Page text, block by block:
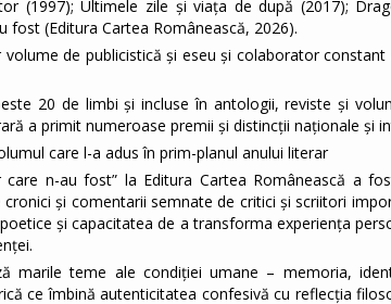
(1997); Ultimele zile și viața de după (2017);
fost (Editura Cartea Românească, 2026).
de publicistică și eseu și colaborator
20 de limbi și incluse în antologii, reviste și
a primit numeroase premii și distincții naționale și
care l-a adus în prim-planul anului literar
care n-au fost” la Editura Cartea Românească a
și comentarii semnate de critici și scriitori
și capacitatea de a transforma experiența
marile teme ale condiției umane – memoria,
ce îmbină autenticitatea confesivă cu reflecția